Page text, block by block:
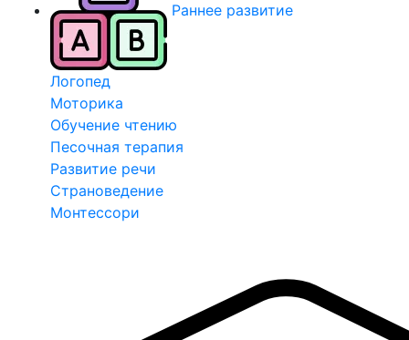
Раннее развитие
Логопед
Моторика
Обучение чтению
Песочная терапия
Развитие речи
Страноведение
Монтессори